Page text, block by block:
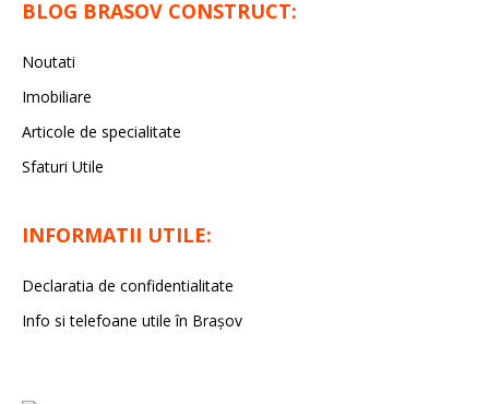
BLOG BRASOV CONSTRUCT:
Noutati
Imobiliare
Articole de specialitate
Sfaturi Utile
INFORMATII UTILE:
Declaratia de confidentialitate
Info si telefoane utile în Braşov